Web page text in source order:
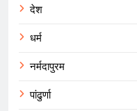
देश
धर्म
नर्मदापुरम
पांढुर्णा